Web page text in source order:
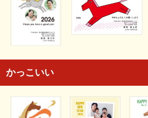
かっこいい